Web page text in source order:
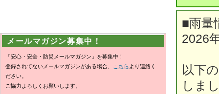
■雨量
2026
以下
しま
メールマガジン募集中！
「安心・安全・防災メールマガジン」を募集中！
登録されてないメールマガジンがある場合、
こちら より連絡く
ださい。
ご協力よろしくお願いします。